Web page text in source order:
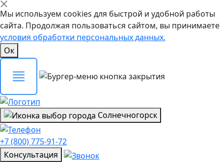
Мы используем cookies для быстрой и удобной работы
сайта. Продолжая пользоваться сайтом, вы принимаете
условия обработки персональных данных.
Ок
Солнечногорск
+7 (800) 775-91-72
Консультация